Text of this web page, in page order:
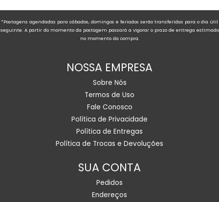
*Postagens agendadas para sábados, domingos e feriados serão transferidas para o dia útil
seguinte. A partir do momento da postagem passará a vigorar o prazo de entrega estimado
no momento da compra.
NOSSA EMPRESA
Sobre Nós
Termos de Uso
Fale Conosco
Política de Privacidade
Política de Entregas
Política de Trocas e Devoluções
SUA CONTA
Pedidos
Endereços